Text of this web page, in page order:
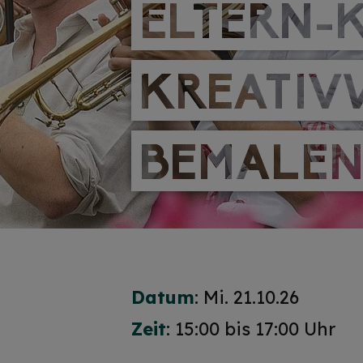
ELTERN-
BEMALEN
ELTERN-
BEMALEN
Datum: Mi. 21.10.26
Zeit: 15:00 bis 17:00 Uhr